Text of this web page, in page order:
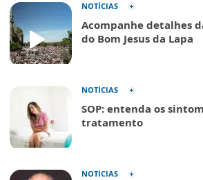
NOTÍCIAS
Acompanhe detalhes
do Bom Jesus da Lapa
NOTÍCIAS
SOP: entenda os
tratamento
NOTÍCIAS